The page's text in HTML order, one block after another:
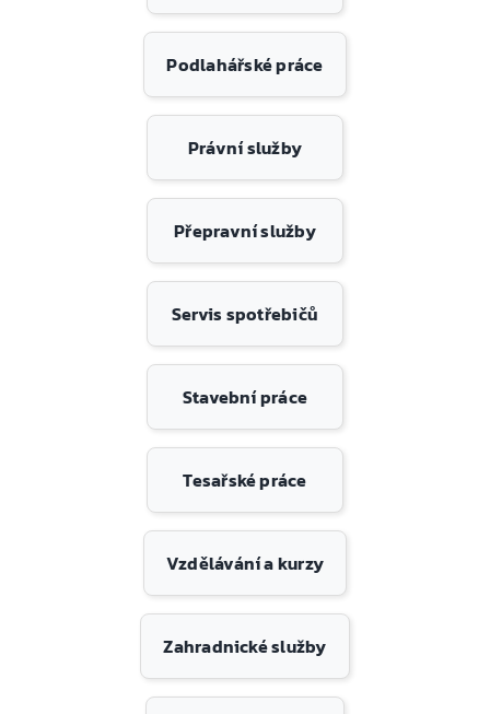
Podlahářské práce
Právní služby
Přepravní služby
Servis spotřebičů
Stavební práce
Tesařské práce
Vzdělávání a kurzy
Zahradnické služby